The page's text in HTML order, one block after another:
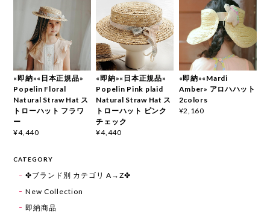
«即納»«日本正規品»
Popelin Floral
Natural Straw Hat ス
トローハット フラワ
ー
¥4,440
«即納»«日本正規品»
Popelin Pink plaid
Natural Straw Hat ス
トローハット ピンク
チェック
¥4,440
«即納»«Mardi
Amber» アロハハット
2colors
¥2,160
CATEGORY
✤ブランド別 カテゴリ A→Z✤
New Collection
即納商品